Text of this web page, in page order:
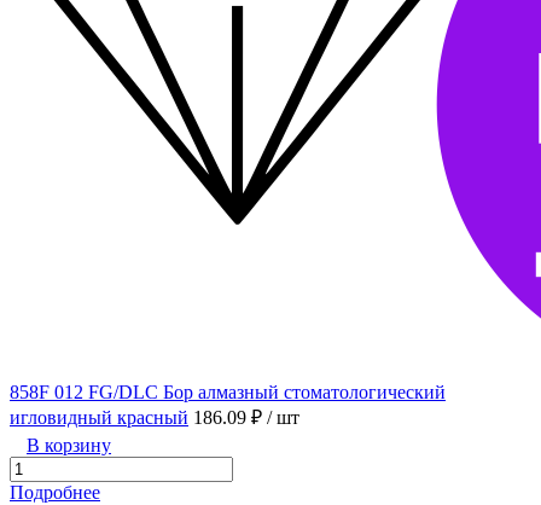
858F 012 FG/DLC Бор алмазный стоматологический
игловидный красный 186.09 ₽ / шт
В корзину
Подробнее